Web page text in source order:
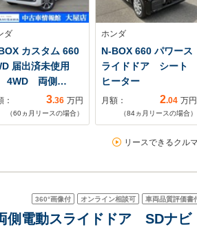
ダ
カスタム 660
届出済未使用
4WD 両側…
： 3.36 万円
（60ヵ月リースの場合）
ホンダ
N-BOX 660 パワース
ライドドア シート
ヒーター
月額： 2.04 万円
（84ヵ月リースの場合）
リースできるクル
360°画像付 オンライン相談可 車両品質評価書
側電動スライドドア SDナ